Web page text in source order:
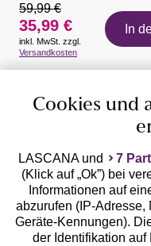
Geprüfte
59,99 €
35,99 €
inkl. MwSt. zzgl.
Versandkosten
In
Cookies und
LASCANA und 7
(Klick auf „Ok”) bei
Informationen auf
abzurufen (IP-Adresse,
Geräte-Kennungen).
der Identifikation auf